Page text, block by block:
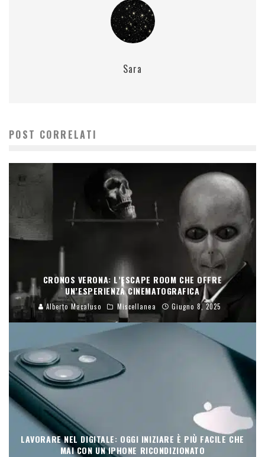
Sara
POST CORRELATI
CRONOS VERONA: L’ESCAPE ROOM CHE OFFRE
UN’ESPERIENZA CINEMATOGRAFICA
Alberto Macaluso Miscellanea Giugno 8, 2025
LAVORARE NEL DIGITALE: OGGI INIZIARE È PIÙ FACILE CHE
MAI CON UN IPHONE RICONDIZIONATO